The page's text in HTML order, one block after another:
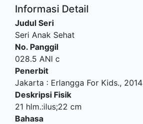
Informasi Detail
Judul Seri
Seri Anak Sehat
No. Panggil
028.5 ANI c
Penerbit
Jakarta : Erlangga For Kids., 2014
Deskripsi Fisik
21 hlm.:ilus;22 cm
Bahasa